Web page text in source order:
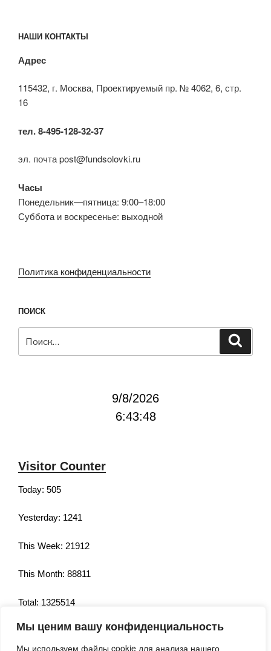
Мы ценим вашу конфиденциальность
Мы используем файлы cookie для анализа нашего
НАШИ КОНТАКТЫ
Адрес
115432, г. Москва, Проектируемый пр. № 4062, 6, стр.
16
тел. 8-495-128-32-37
эл. почта post@fundsolovki.ru
Часы
Понедельник—пятница: 9:00–18:00
Суббота и воскресенье: выходной
Политика конфиденциальности
ПОИСК
9/8/2026
6:43:48
Visitor Counter
Today: 505
Yesterday: 1241
This Week: 21912
This Month: 88811
Total: 1325514
Currently Online: 207